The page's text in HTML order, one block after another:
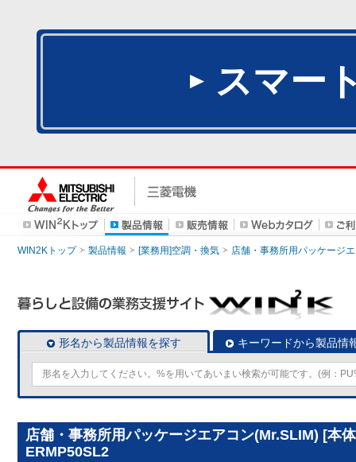
スマー
WIN2Kトップ 製品情報 [業務用]空調・換気 店舗・事務所用パッケージ
形名から製品情報を探す キーワードから製品情
店舗・事務所用パッケージエアコン(Mr.SLIM) [本
ERMP50SL2